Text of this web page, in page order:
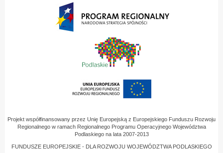
Projekt współfinansowany przez Unię Europejską z Europejskiego Funduszu Rozwoju
Regionalnego w ramach Regionalnego Programu Operacyjnego Województwa
Podlaskiego na lata 2007-2013
FUNDUSZE EUROPEJSKIE - DLA ROZWOJU WOJEWÓDZTWA PODLASKIEGO